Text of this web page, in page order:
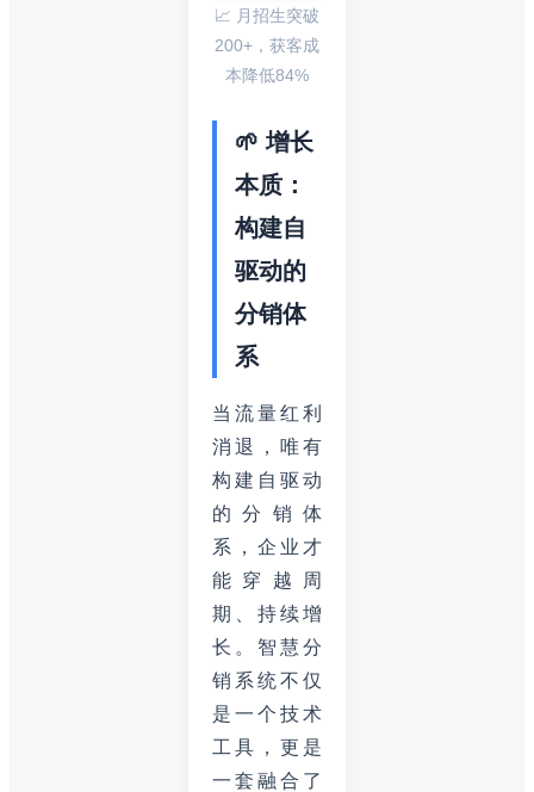
📈 月招生突破
200+，获客成
本降低84%
🌱 增长
本质：
构建自
驱动的
分销体
系
当流量红利
消退，唯有
构建自驱动
的分销体
系，企业才
能穿越周
期、持续增
长。智慧分
销系统不仅
是一个技术
工具，更是
一套融合了